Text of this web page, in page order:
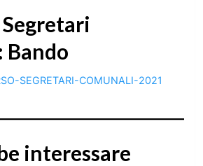
Bando
SEGRETARI-COMUNALI-2021
interessare